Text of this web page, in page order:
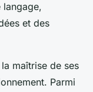
et des
maîtrise de ses
Parmi